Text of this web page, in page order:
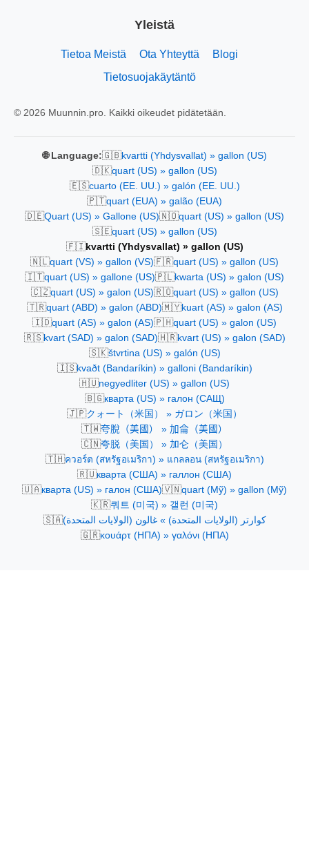
Yleistä
Tietoa Meistä Ota Yhteyttä
Blogi
Tietosuojakäytäntö
© 2026 Muunnin.pro. Kaikki oikeudet pidätetään.
🌐 Language:🇬🇧kvartti (Yhdysvallat) » gallon (US)
🇩🇰quart (US) » gallon (US)
🇪🇸cuarto (EE. UU.) » galón (EE. UU.)
🇵🇹quart (EUA) » galão (EUA)
🇩🇪Quart (US) » Gallone (US)🇳🇴quart (US) » gallon (US)
🇸🇪quart (US) » gallon (US)
🇫🇮kvartti (Yhdysvallat) » gallon (US)
🇳🇱quart (VS) » gallon (VS)🇫🇷quart (US) » gallon (US)
🇮🇹quart (US) » gallone (US)🇵🇱kwarta (US) » galon (US)
🇨🇿quart (US) » galon (US)🇷🇴quart (US) » gallon (US)
🇹🇷quart (ABD) » galon (ABD)🇲🇾kuart (AS) » galon (AS)
🇮🇩quart (AS) » galon (AS)🇵🇭quart (US) » galon (US)
🇷🇸kvart (SAD) » galon (SAD)🇭🇷kvart (US) » galon (SAD)
🇸🇰štvrtina (US) » galón (US)
🇮🇸kvaðt (Bandaríkin) » galloni (Bandaríkin)
🇭🇺negyedliter (US) » gallon (US)
🇧🇬кварта (US) » галон (САЩ)
🇯🇵クォート（米国） » ガロン（米国）
🇹🇼夸脫（美國） » 加侖（美國）
🇨🇳夸脱（美国） » 加仑（美国）
🇹🇭ควอร์ต (สหรัฐอเมริกา) » แกลลอน (สหรัฐอเมริกา)
🇷🇺кварта (США) » галлон (США)
🇺🇦кварта (US) » галон (США)🇻🇳quart (Mỹ) » gallon (Mỹ)
🇰🇷쿼트 (미국) » 갤런 (미국)
🇸🇦كوارتر (الولايات المتحدة) » غالون (الولايات المتحدة)
🇬🇷κουάρτ (ΗΠΑ) » γαλόνι (ΗΠΑ)